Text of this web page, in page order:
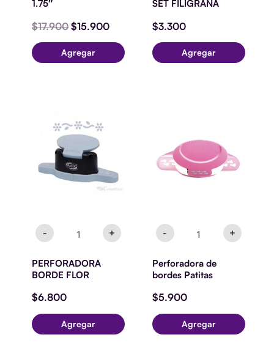
1.75″
$17.900 $15.900
Agregar
SET FILIGRANA
$3.300
Agregar
-
BORDE
FLOR
cantidad
+
PERFORADORA
BORDE FLOR
$6.800
Agregar
-
Patitas
cantidad
+
Perforadora de
bordes Patitas
$5.900
Agregar